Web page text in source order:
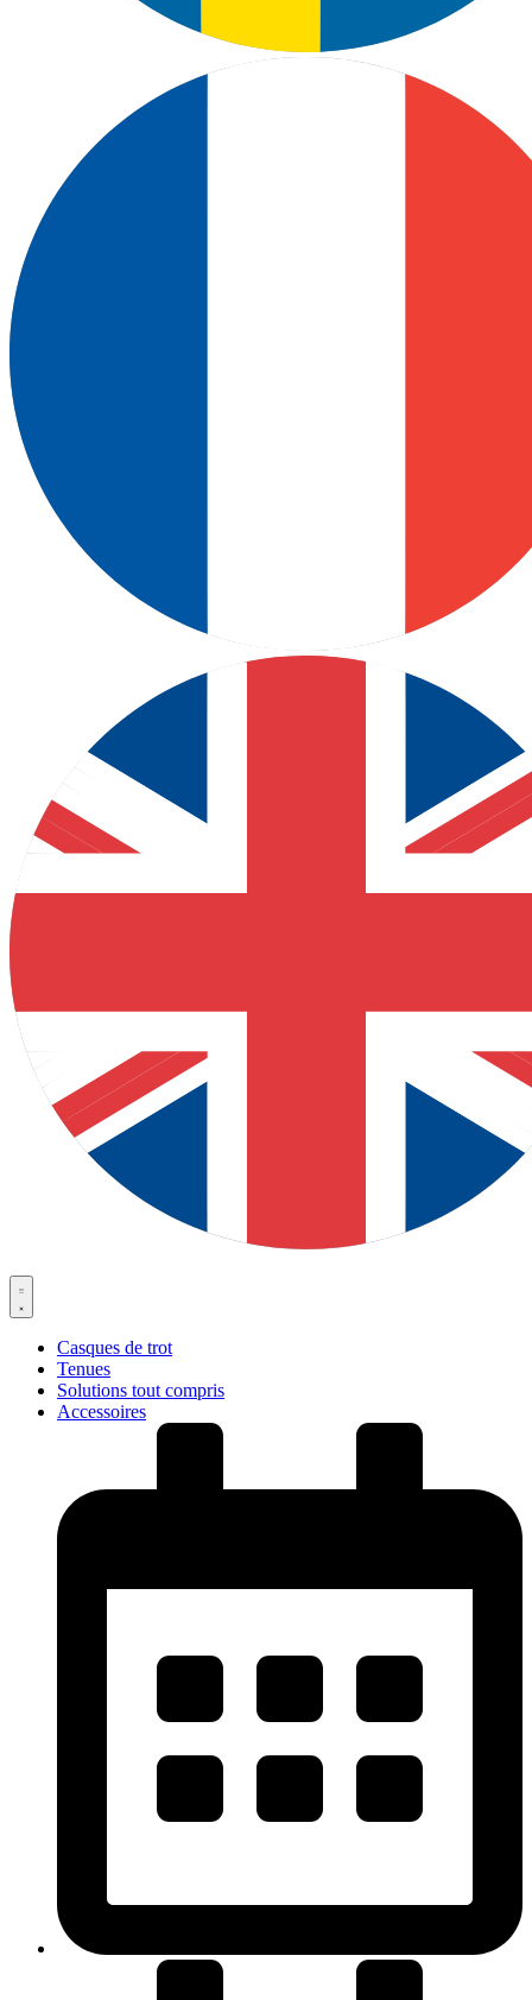
Casques de trot
Tenues
Solutions tout compris
Accessoires